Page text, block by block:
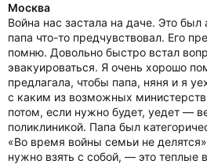
Москва
Война нас застала на даче. Это
папа что-то предчувствовал. Его
помню. Довольно быстро встал
эвакуироваться. Я очень хорошо
предлагала, чтобы папа, няня и я
с каким из возможных
потом, если нужно будет, уедет —
поликлиникой. Папа был
«Во время войны семьи не
нужно взять с собой, — это теплые